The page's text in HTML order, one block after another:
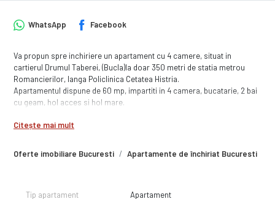
Oferte imobiliare Bucuresti Apartamente de închiriat Bucuresti
WhatsApp Facebook
Va propun spre inchiriere un apartament cu 4 camere, situat in
cartierul Drumul Taberei, (Bucla)la doar 350 metri de statia metrou
Romancierilor, langa Policlinica Cetatea Histria.
Apartamentul dispune de 60 mp, impartiti in 4 camera, bucatarie, 2 bai
cu geam, hol acces si hol mare.
eficientizezi consumul lunar si implicit cheltuielile de intretine.
medical / stomatologic, coafor sau cosmetica.
Pentru a putea organiza cat mai usor spatiul, apartamentul este liber,
Fotografiile te vor ajuta sa descoperi fiecare spatiu asa cum este in
Citește mai mult
Tip apartament Apartament